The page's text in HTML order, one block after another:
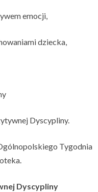
emocji,
dziecka,
Dyscypliny.
Tygodnia
Dyscypliny